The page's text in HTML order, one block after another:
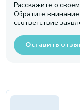
Расскажите о
Обратите внимание
соответствие
Оставить